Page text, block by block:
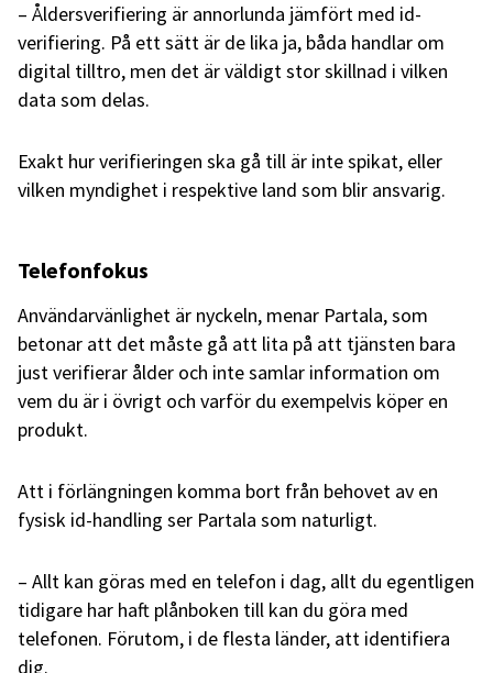
– Åldersverifiering är annorlunda jämfört med id-
verifiering. På ett sätt är de lika ja, båda handlar om
digital tilltro, men det är väldigt stor skillnad i vilken
data som delas.
Exakt hur verifieringen ska gå till är inte spikat, eller
vilken myndighet i respektive land som blir ansvarig.
Telefonfokus
Användarvänlighet är nyckeln, menar Partala, som
betonar att det måste gå att lita på att tjänsten bara
just verifierar ålder och inte samlar information om
vem du är i övrigt och varför du exempelvis köper en
produkt.
Att i förlängningen komma bort från behovet av en
fysisk id-handling ser Partala som naturligt.
– Allt kan göras med en telefon i dag, allt du egentligen
tidigare har haft plånboken till kan du göra med
telefonen. Förutom, i de flesta länder, att identifiera
dig.